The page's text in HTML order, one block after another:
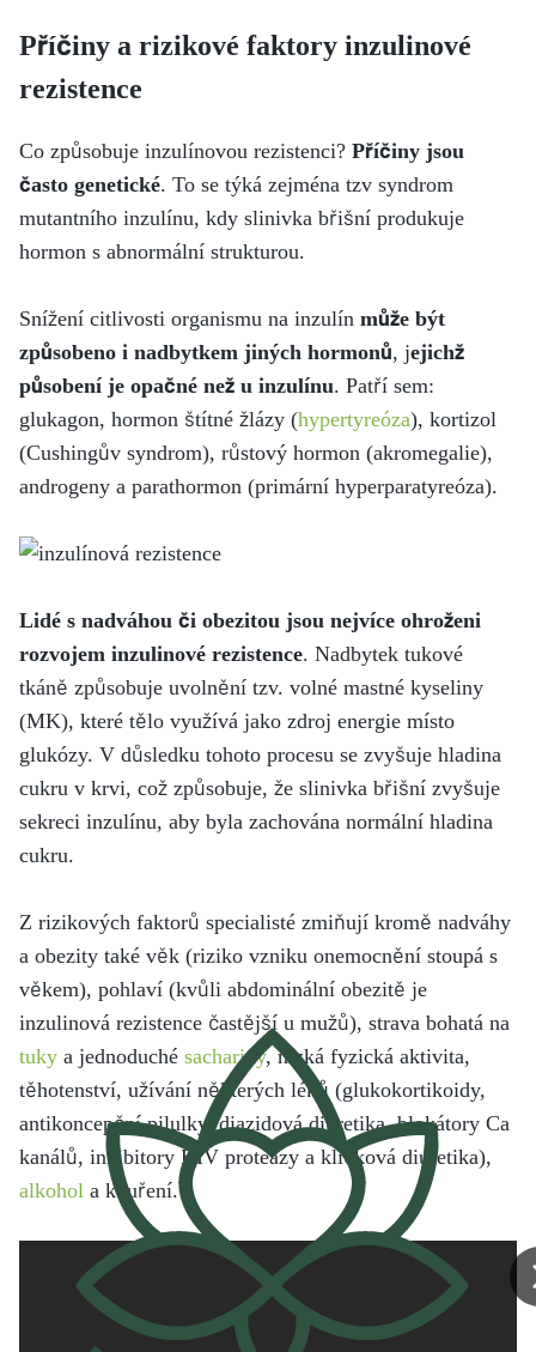
Příčiny a rizikové faktory inzulinové
rezistence
Co způsobuje inzulínovou rezistenci? Příčiny jsou
často genetické. To se týká zejména tzv syndrom
mutantního inzulínu, kdy slinivka břišní produkuje
hormon s abnormální strukturou.
Snížení citlivosti organismu na inzulín může být
způsobeno i nadbytkem jiných hormonů, jejichž
působení je opačné než u inzulínu. Patří sem:
glukagon, hormon štítné žlázy (hypertyreóza), kortizol
(Cushingův syndrom), růstový hormon (akromegalie),
androgeny a parathormon (primární hyperparatyreóza).
Lidé s nadváhou či obezitou jsou nejvíce ohroženi
rozvojem inzulinové rezistence. Nadbytek tukové
tkáně způsobuje uvolnění tzv. volné mastné kyseliny
(MK), které tělo využívá jako zdroj energie místo
glukózy. V důsledku tohoto procesu se zvyšuje hladina
cukru v krvi, což způsobuje, že slinivka břišní zvyšuje
sekreci inzulínu, aby byla zachována normální hladina
cukru.
Z rizikových faktorů specialisté zmiňují kromě nadváhy
a obezity také věk (riziko vzniku onemocnění stoupá s
věkem), pohlaví (kvůli abdominální obezitě je
inzulinová rezistence častější u mužů), strava bohatá na
tuky a jednoduché sacharidy, nízká fyzická aktivita,
těhotenství, užívání některých léků (glukokortikoidy,
antikoncepční pilulky, diazidová diuretika, blokátory Ca
kanálů, inhibitory HIV proteázy a kličková diuretika),
alkohol a kouření.